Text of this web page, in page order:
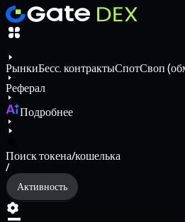
РынкиБесс. контрактыСпотСвоп
Реферал
Подробнее
Поиск токена/кошелька
/
Активность